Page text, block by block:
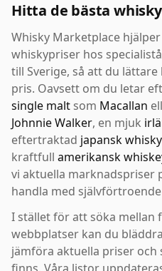
Hitta de bästa
Whisky Marketplace
whiskypriser hos
till Sverige, så att du
pris. Oavsett om du letar
single malt som Macallan
Johnnie Walker, en mjuk
eftertraktad japansk whisky
kraftfull amerikansk
vi aktuella marknadspriser
handla med
I stället för att söka mellan
webbplatser kan du
jämföra aktuella priser och